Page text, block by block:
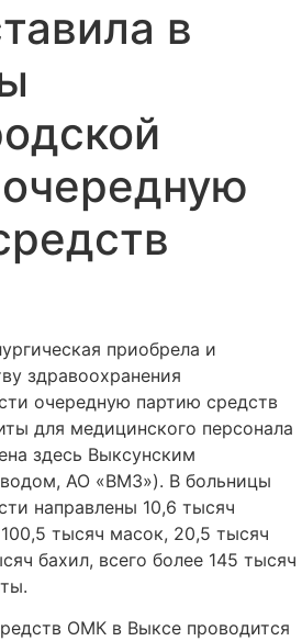
в
приобрела и
здравоохранения
очередную партию средств
для медицинского персонала
здесь Выксунским
АО «ВМЗ»). В больницы
направлены 10,6 тысяч
тысяч масок, 20,5 тысяч
бахил, всего более 145 тысяч
ОМК в Выксе проводится